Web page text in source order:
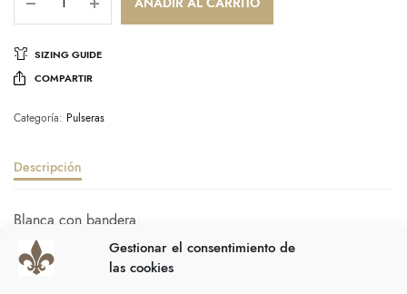
Gestionar el consentimiento de
las cookies
SIZING GUIDE
COMPARTIR
Categoría: Pulseras
Descripción
Blanca con bandera.
Tabla de tallaje: